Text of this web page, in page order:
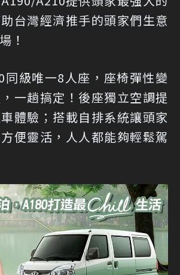
台灣經濟推手的頭家們生意
！
同級唯一8人座，座椅彈性變
一趟搞定！後座獨立空調提
體驗；搭載自排系統讓頭家
便靈活，人人都能夠輕鬆駕